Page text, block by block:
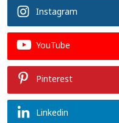
Instagram
YouTube
Pinterest
Linkedin